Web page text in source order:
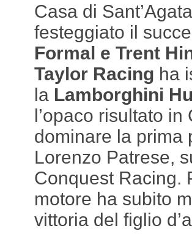
Casa di
festeggiato il
Formal e Trent
Taylor Racing ha
la Lamborghini
l’opaco risultato
dominare la prima
Lorenzo Patrese,
Conquest Racing.
motore ha subito
vittoria del figlio